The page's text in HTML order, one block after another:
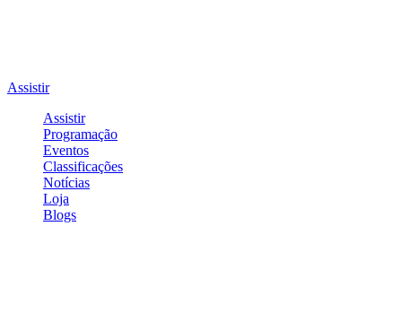
Assistir
Assistir
Programação
Eventos
Classificações
Notícias
Loja
Blogs